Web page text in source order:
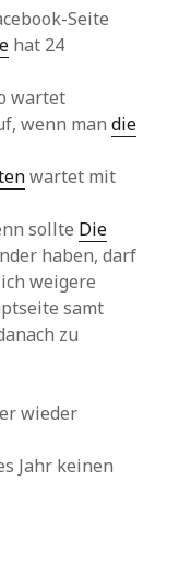
Seite
hat 24
wartet
wenn mandie
wartet mit
sollte Die
haben, darf
weigere
samt
zu
wieder
Jahr keinen